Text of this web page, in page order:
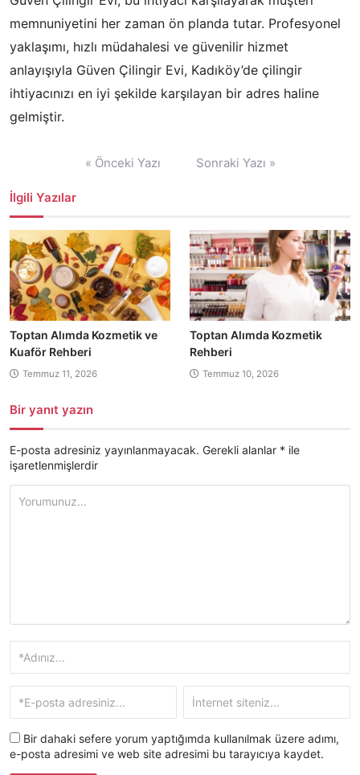
memnuniyetini her zaman ön planda tutar. Profesyonel
yaklaşımı, hızlı müdahalesi ve güvenilir hizmet
anlayışıyla Güven Çilingir Evi, Kadıköy’de çilingir
ihtiyacınızı en iyi şekilde karşılayan bir adres haline
gelmiştir.
« Önceki Yazı Sonraki Yazı »
İlgili Yazılar
Toptan Alımda Kozmetik ve
Kuaför Rehberi
Temmuz 11, 2026
Toptan Alımda Kozmetik
Rehberi
Temmuz 10, 2026
Bir yanıt yazın
E-posta adresiniz yayınlanmayacak. Gerekli alanlar * ile
işaretlenmişlerdir
Bir dahaki sefere yorum yaptığımda kullanılmak üzere adımı,
e-posta adresimi ve web site adresimi bu tarayıcıya kaydet.